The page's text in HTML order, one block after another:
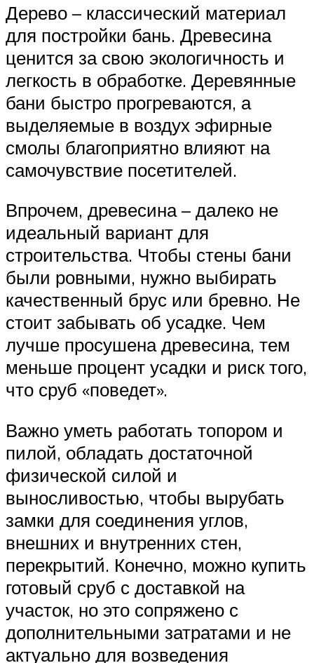
Дерево – классический материал
для постройки бань. Древесина
ценится за свою экологичность и
легкость в обработке. Деревянные
бани быстро прогреваются, а
выделяемые в воздух эфирные
смолы благоприятно влияют на
самочувствие посетителей.
Впрочем, древесина – далеко не
идеальный вариант для
строительства. Чтобы стены бани
были ровными, нужно выбирать
качественный брус или бревно. Не
стоит забывать об усадке. Чем
лучше просушена древесина, тем
меньше процент усадки и риск того,
что сруб «поведет».
Важно уметь работать топором и
пилой, обладать достаточной
физической силой и
выносливостью, чтобы вырубать
замки для соединения углов,
внешних и внутренних стен,
перекрытий. Конечно, можно купить
готовый сруб с доставкой на
участок, но это сопряжено с
дополнительными затратами и не
актуально для возведения